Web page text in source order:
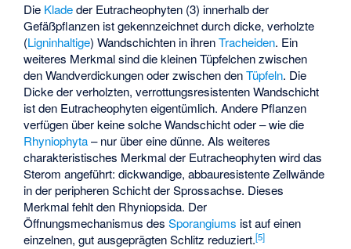
Die Kladeder Eutracheophyten (3) innerhalb der
Gefäßpflanzen ist gekennzeichnet durch dicke, verholzte
(Ligninhaltige) Wandschichten in ihrenTracheiden. Ein
weiteres Merkmal sind die kleinen Tüpfelchen zwischen
den Wandverdickungen oder zwischen denTüpfeln. Die
Dicke der verholzten, verrottungsresistenten Wandschicht
ist den Eutracheophyten eigentümlich. Andere Pflanzen
verfügen über keine solche Wandschicht oder – wie die
Rhyniophyta– nur über eine dünne. Als weiteres
charakteristisches Merkmal der Eutracheophyten wird das
Sterom angeführt: dickwandige, abbauresistente Zellwände
in der peripheren Schicht der Sprossachse. Dieses
Merkmal fehlt den Rhyniopsida. Der
Öffnungsmechanismus desSporangiums ist auf einen
einzelnen, gut ausgeprägten Schlitz reduziert.[5]